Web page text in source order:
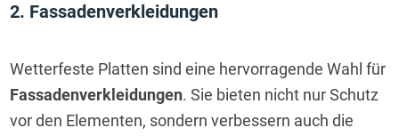
2. Fassadenverkleidungen
Fassadenverkleidungen. Sie bieten nicht nur Schutz